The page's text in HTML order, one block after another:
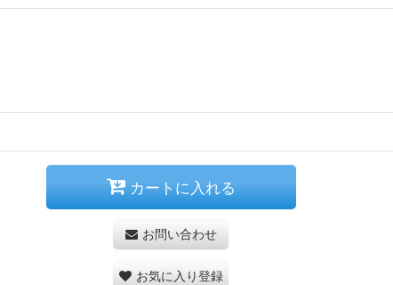
カートに入れる
お問い合わせ
お気に入り登録